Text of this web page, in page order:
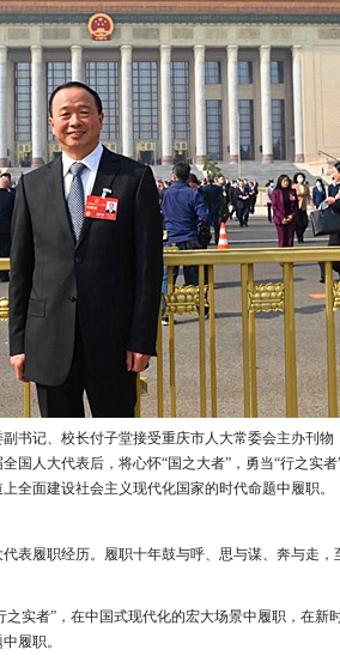
书记、校长付子堂接受重庆市人大常委会主办刊
国人大代表后，将心怀“国之大者”，勇当“行之实
全面建设社会主义现代化国家的时代命题中履职。
表履职经历。履职十年鼓与呼、思与谋、奔与走，
实者”，在中国式现代化的宏大场景中履职，在新
履职。